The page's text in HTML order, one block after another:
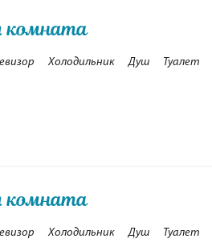
комната
Холодильник Душ Туалет
комната
Холодильник Душ Туалет